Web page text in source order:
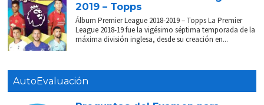
2019 – Topps
Álbum Premier League 2018-2019 – Topps La Premier
League 2018-19 fue la vigésimo séptima temporada de la
máxima división inglesa, desde su creación en...
AutoEvaluación